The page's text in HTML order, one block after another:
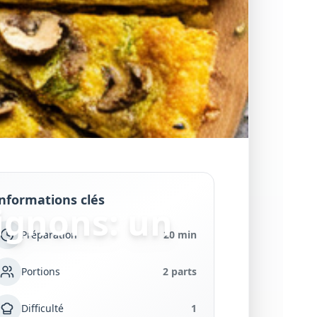
un
clés
Préparation 20 min
Portions 2 parts
Difficulté 1